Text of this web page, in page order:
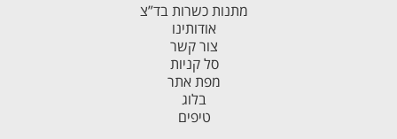
מתנות כשרות בד”צ
אודותינו
צור קשר
סל קניות
מפת אתר
בלוג
טיפים